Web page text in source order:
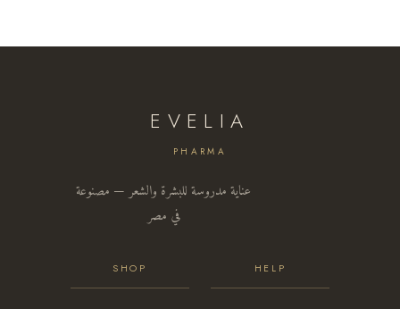
EVELIA
PHARMA
عناية مدروسة للبشرة والشعر — مصنوعة
في مصر
SHOP HELP